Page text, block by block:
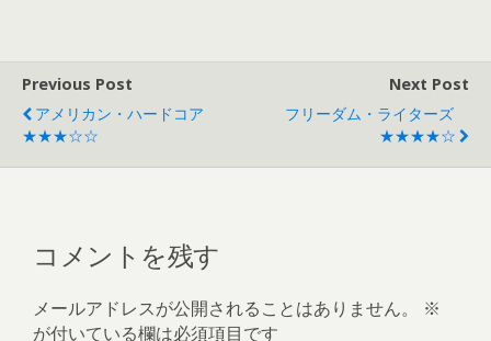
Previous Post
アメリカン・ハードコア
★★★☆☆
Next Post
フリーダム・ライターズ
★★★★☆
コメントを残す
メールアドレスが公開されることはありません。
※
が付いている欄は必須項目です